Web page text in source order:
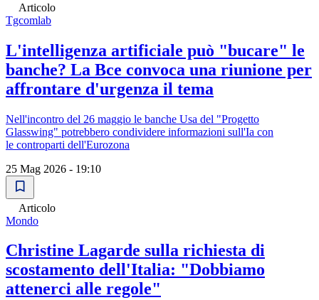
Articolo
Tgcomlab
L'intelligenza artificiale può "bucare" le
banche? La Bce convoca una riunione per
affrontare d'urgenza il tema
Nell'incontro del 26 maggio le banche Usa del "Progetto
Glasswing" potrebbero condividere informazioni sull'Ia con
le controparti dell'Eurozona
25 Mag 2026 - 19:10
Articolo
Mondo
Christine Lagarde sulla richiesta di
scostamento dell'Italia: "Dobbiamo
attenerci alle regole"